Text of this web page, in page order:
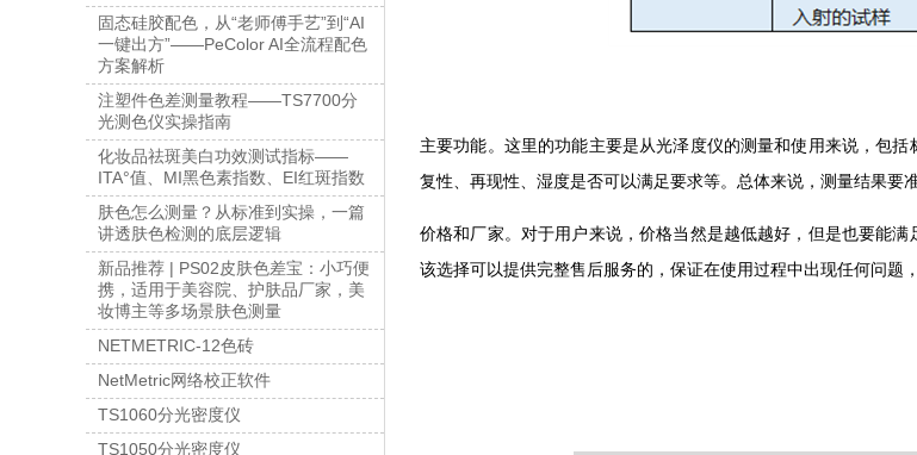
固态硅胶配色，从“老师傅手艺”到“AI
一键出方”——PeColor AI全流程配色
方案解析
注塑件色差测量教程——TS7700分
光测色仪实操指南
化妆品祛斑美白功效测试指标——
ITA°值、MI黑色素指数、EI红斑指数
肤色怎么测量？从标准到实操，一篇
讲透肤色检测的底层逻辑
新品推荐 | PS02皮肤色差宝：小巧便
携，适用于美容院、护肤品厂家，美
妆博主等多场景肤色测量
NETMETRIC-12色砖
NetMetric网络校正软件
TS1060分光密度仪
TS1050分光密度仪
主要功能。这里的功能主要是从光泽度仪的测量和使用来说，包
复性、再现性、湿度是否可以满足要求等。总体来说，测量结果要
价格和厂家。对于用户来说，价格当然是越低越好，但是也要能
该选择可以提供完整售后服务的，保证在使用过程中出现任何问题